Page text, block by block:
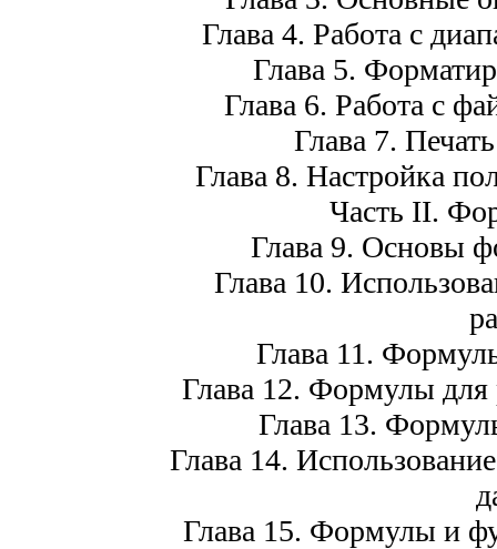
Глава 4. Работа с
Глава 5.
Глава 6. Работа с
Глава 7.
Глава 8. Настройка
Часть II.
Глава 9. Основы
Глава 10.
Глава 11.
Глава 12. Формулы для
Глава 13.
Глава 14.
Глава 15. Формулы и